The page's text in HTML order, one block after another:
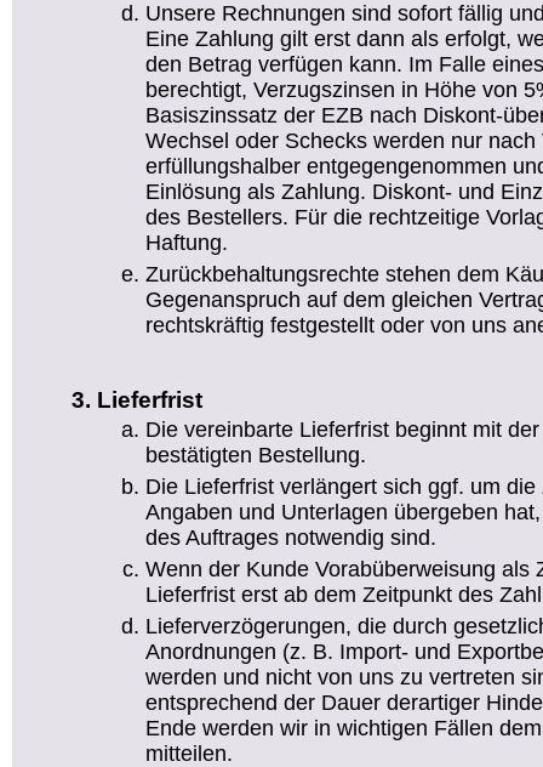
Unsere Rechnungen sind sofort fällig
Eine Zahlung gilt erst dann als erfolgt,
den Betrag verfügen kann. Im Falle
berechtigt, Verzugszinsen in Höhe von
Basiszinssatz der EZB nach Diskont-
Wechsel oder Schecks werden nur nach
erfüllungshalber entgegengenommen
Einlösung als Zahlung. Diskont- und
des Bestellers. Für die rechtzeitige
Haftung.
Zurückbehaltungsrechte stehen dem
Gegenanspruch auf dem gleichen
rechtskräftig festgestellt oder von uns
Lieferfrist
Die vereinbarte Lieferfrist beginnt mit
bestätigten Bestellung.
Die Lieferfrist verlängert sich ggf. um
Angaben und Unterlagen übergeben
des Auftrages notwendig sind.
Wenn der Kunde Vorabüberweisung als
Lieferfrist erst ab dem Zeitpunkt des
Lieferverzögerungen, die durch
Anordnungen (z. B. Import- und
werden und nicht von uns zu vertreten
entsprechend der Dauer derartiger
Ende werden wir in wichtigen Fällen
mitteilen.